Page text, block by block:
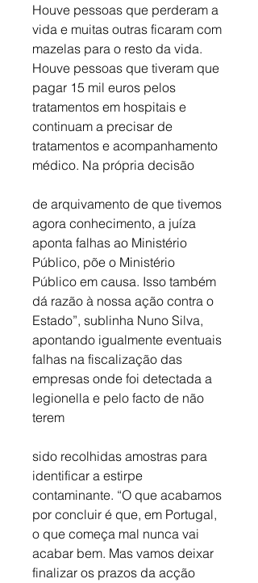
Houve pessoas que perderam a
vida e muitas outras ficaram com
mazelas para o resto da vida.
Houve pessoas que tiveram que
pagar 15 mil euros pelos
tratamentos em hospitais e
continuam a precisar de
tratamentos e acompanhamento
médico. Na própria decisão
de arquivamento de que tivemos
agora conhecimento, a juíza
aponta falhas ao Ministério
Público, põe o Ministério
Público em causa. Isso também
dá razão à nossa ação contra o
Estado”, sublinha Nuno Silva,
apontando igualmente eventuais
falhas na fiscalização das
empresas onde foi detectada a
legionella e pelo facto de não
terem
sido recolhidas amostras para
identificar a estirpe
contaminante. “O que acabamos
por concluir é que, em Portugal,
o que começa mal nunca vai
acabar bem. Mas vamos deixar
finalizar os prazos da acção